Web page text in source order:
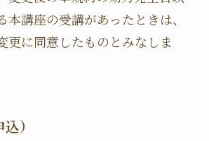
本講座の受講があったときは、
更に同意したものとみなしま
）